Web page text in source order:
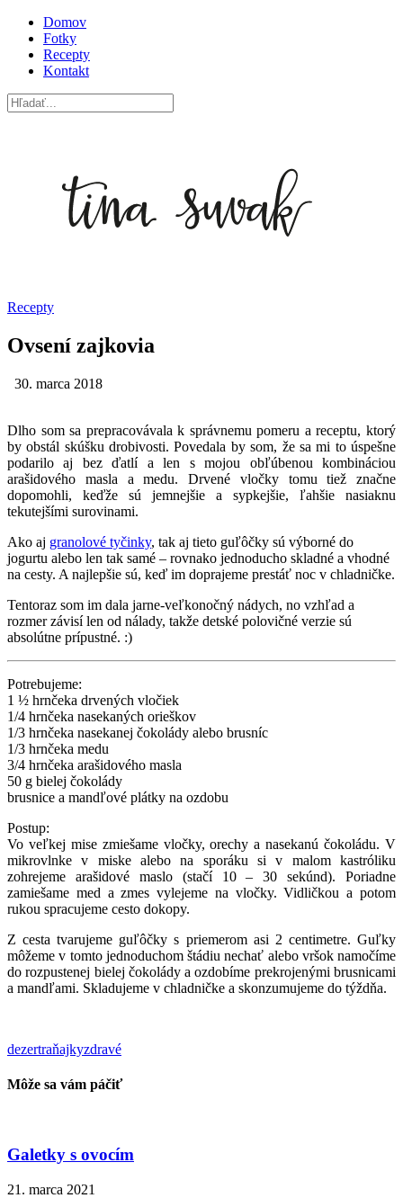
Domov
Fotky
Recepty
Kontakt
Recepty
Ovsení zajkovia
30. marca 2018
Dlho som sa prepracovávala k správnemu pomeru a receptu, ktorý
by obstál skúšku drobivosti. Povedala by som, že sa mi to úspešne
podarilo aj bez ďatlí a len s mojou obľúbenou kombináciou
arašidového masla a medu. Drvené vločky tomu tiež značne
dopomohli, keďže sú jemnejšie a sypkejšie, ľahšie nasiaknu
tekutejšími surovinami.
Ako aj granolové tyčinky, tak aj tieto guľôčky sú výborné do
jogurtu alebo len tak samé – rovnako jednoducho skladné a vhodné
na cesty. A najlepšie sú, keď im doprajeme prestáť noc v chladničke.
Tentoraz som im dala jarne-veľkonočný nádych, no vzhľad a
rozmer závisí len od nálady, takže detské polovičné verzie sú
absolútne prípustné. :)
Potrebujeme:
1 ½ hrnčeka drvených vločiek
1/4 hrnčeka nasekaných orieškov
1/3 hrnčeka nasekanej čokolády alebo brusníc
1/3 hrnčeka medu
3/4 hrnčeka arašidového masla
50 g bielej čokolády
brusnice a mandľové plátky na ozdobu
Postup:
Vo veľkej mise zmiešame vločky, orechy a nasekanú čokoládu. V
mikrovlnke v miske alebo na sporáku si v malom kastróliku
zohrejeme arašidové maslo (stačí 10 – 30 sekúnd). Poriadne
zamiešame med a zmes vylejeme na vločky. Vidličkou a potom
rukou spracujeme cesto dokopy.
Z cesta tvarujeme guľôčky s priemerom asi 2 centimetre. Guľky
môžeme v tomto jednoduchom štádiu nechať alebo vršok namočíme
do rozpustenej bielej čokolády a ozdobíme prekrojenými brusnicami
a mandľami. Skladujeme v chladničke a skonzumujeme do týždňa.
dezertraňajkyzdravé
Môže sa vám páčiť
Galetky s ovocím
21. marca 2021